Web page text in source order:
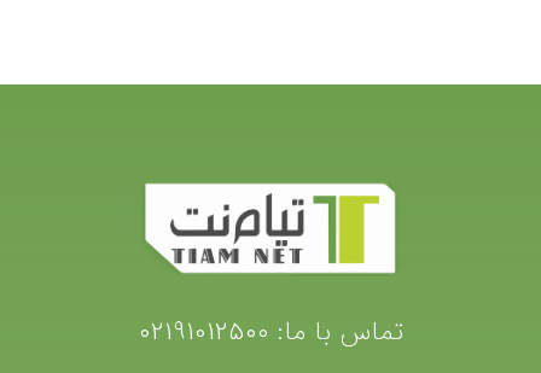
تماس با ما: 02191012500